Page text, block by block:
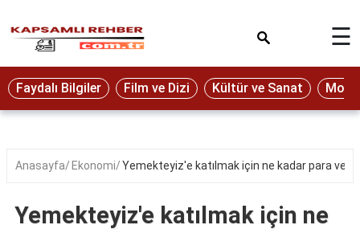
Eğitim
Ekonomi
Seyahat
Oyun
☰
Faydalı Bilgiler Film ve Dizi Kültür ve Sanat
Anasayfa Ekonomi Yemekteyiz'e katılmak için ne kadar para
Yemekteyiz'e katılmak için ne